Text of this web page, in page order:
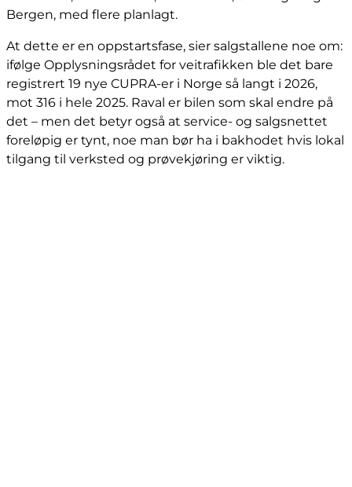
Bergen, med flere planlagt.
At dette er en oppstartsfase, sier salgstallene noe om:
ifølge Opplysningsrådet for veitrafikken ble det bare
registrert 19 nye CUPRA-er i Norge så langt i 2026,
mot 316 i hele 2025. Raval er bilen som skal endre på
det – men det betyr også at service- og salgsnettet
foreløpig er tynt, noe man bør ha i bakhodet hvis lokal
tilgang til verksted og prøvekjøring er viktig.